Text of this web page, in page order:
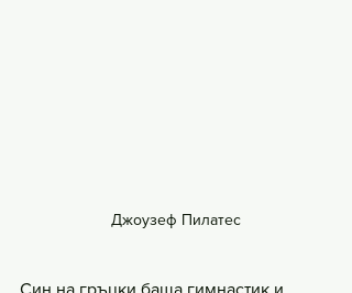
Джоузеф Пилатес
Син на гръцки баща гимнастик и